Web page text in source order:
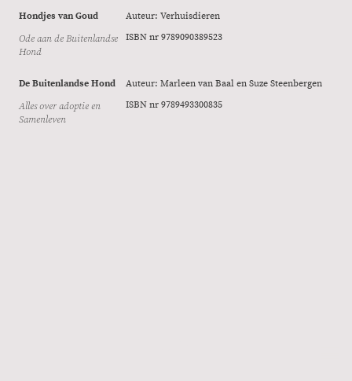
Hondjes van Goud
Ode aan de Buitenlandse
Hond
Auteur: Verhuisdieren
ISBN nr 9789090389523
De Buitenlandse Hond
Alles over adoptie en
Samenleven
Auteur: Marleen van Baal en Suze Steenbergen
ISBN nr 9789493300835